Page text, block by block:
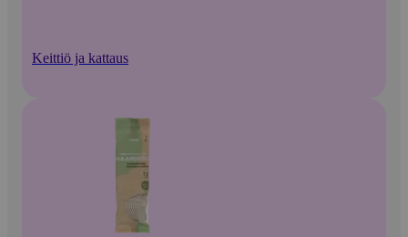
Keittiö ja kattaus